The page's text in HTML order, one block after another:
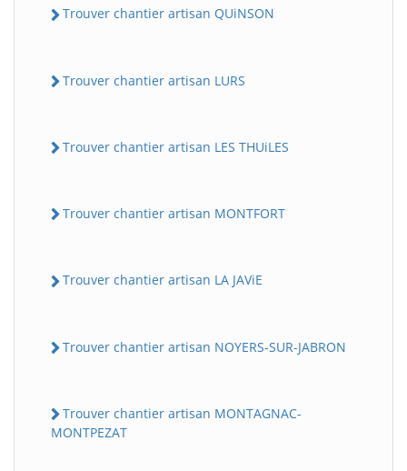
Trouver chantier artisan QUiNSON
Trouver chantier artisan LURS
Trouver chantier artisan LES THUiLES
Trouver chantier artisan MONTFORT
Trouver chantier artisan LA JAViE
Trouver chantier artisan NOYERS-SUR-JABRON
Trouver chantier artisan MONTAGNAC-
MONTPEZAT
B BatiWebPro